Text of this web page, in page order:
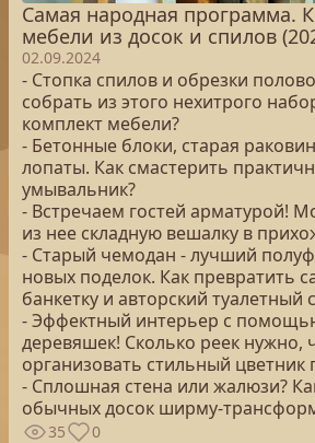
Самая народная программа.
мебели из досок и спилов
02.09.2024
- Стопка спилов и обрезки
собрать из этого нехитрого
комплект мебели?
- Бетонные блоки, старая
лопаты. Как смастерить
умывальник?
- Встречаем гостей арматурой!
из нее складную вешалку в
- Старый чемодан - лучший
новых поделок. Как превратить
банкетку и авторский туалетный
- Эффектный интерьер с
деревяшек! Сколько реек нужно,
организовать стильный
- Сплошная стена или жалюзи?
обычных досок ширму-
35 0